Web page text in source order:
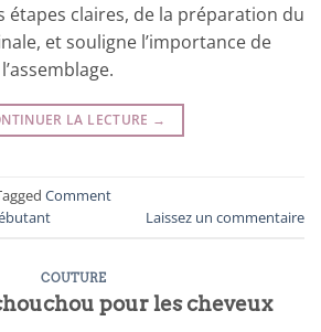
étapes claires, de la préparation du
et souligne l’importance de
LA LECTURE →
Comment
Laissez un commentaire
COUTURE
pour les cheveux